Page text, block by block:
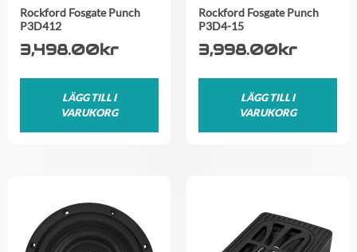
Rockford Fosgate Punch
P3D412
3,498.00kr
LÄGG TILL I
VARUKORG
Rockford Fosgate Punch
P3D4-15
3,998.00kr
LÄGG TILL I
VARUKORG